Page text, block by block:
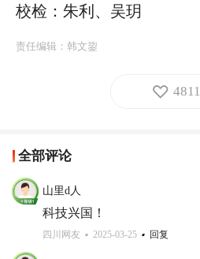
校检：朱利、吴玥
责任编辑： 韩文鋆
4811
全部评论
山里d人
科技兴国！
四川网友 2025-03-25 回复